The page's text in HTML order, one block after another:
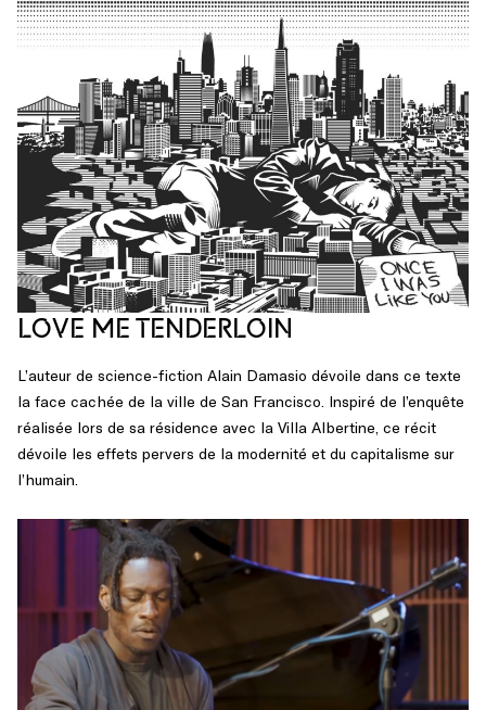
LOVE ME TENDERLOIN
L’auteur de science-fiction Alain Damasio dévoile dans ce texte
la face cachée de la ville de San Francisco. Inspiré de l’enquête
réalisée lors de sa résidence avec la Villa Albertine, ce récit
dévoile les effets pervers de la modernité et du capitalisme sur
l’humain.